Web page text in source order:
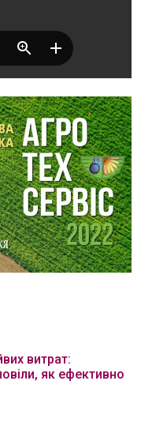
витрат:
як ефективно